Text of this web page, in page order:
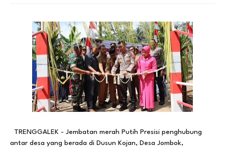
TRENGGALEK - Jembatan merah Putih Presisi penghubung
antar desa yang berada di Dusun Kojan, Desa Jombok,